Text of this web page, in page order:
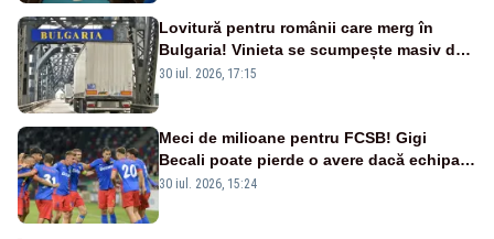
Lovitură pentru românii care merg în
Bulgaria! Vinieta se scumpește masiv de
la 1 august
30 iul. 2026, 17:15
Meci de milioane pentru FCSB! Gigi
Becali poate pierde o avere dacă echipa
este eliminată de FK Auda
30 iul. 2026, 15:24